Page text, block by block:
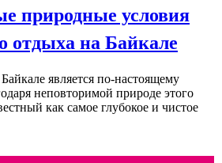
природные условия
отдыха на Байкале
является по-настоящему
неповторимой природе этого
как самое глубокое и чистое